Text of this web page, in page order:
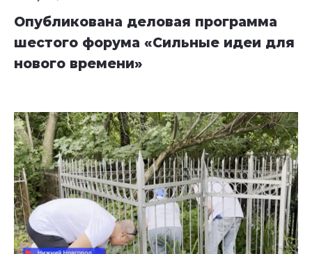
Опубликована деловая программа
шестого форума «Сильные идеи для
нового времени»